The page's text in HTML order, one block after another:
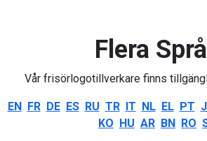
Flera
Vår frisörlogotillverkare finns
EN FR DE ES RU TR IT NL EL PT
KO HU AR BN RO